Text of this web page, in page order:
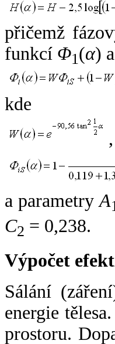
přičemž
funkcí Φ1(α) a
kde
,
a parametryA
C2 = 0,238.
Výpočet
Sálání
energie
prostoru.